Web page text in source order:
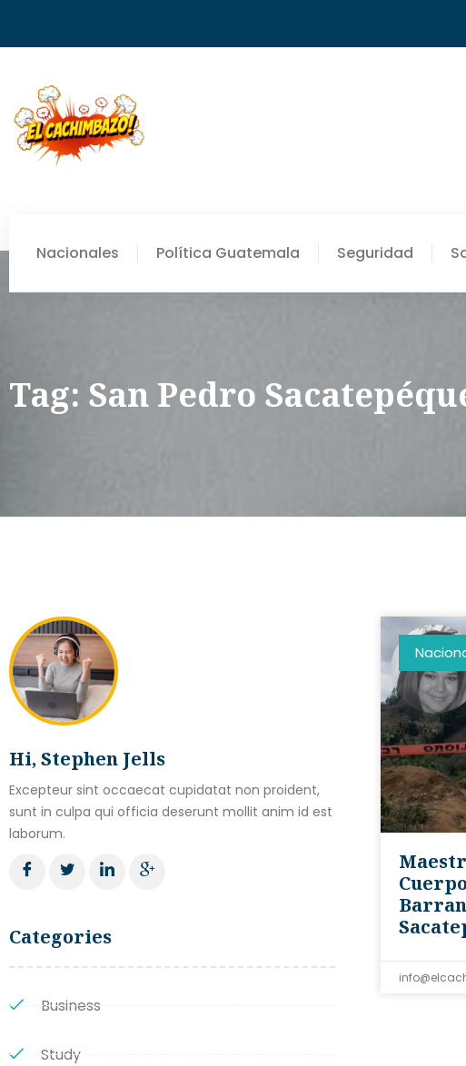
Nacionales Política Guatemala Seguridad
Tag: San Pedro
Hi, Stephen Jells
Excepteur sint occaecat cupidatat non proident,
sunt in culpa qui officia deserunt mollit anim id est
laborum.
Categories
Business
Study